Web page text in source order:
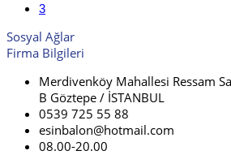
3
Sosyal Ağlar
Firma Bilgileri
Merdivenköy Mahallesi Ressam
B Göztepe / İSTANBUL
0539 725 55 88
esinbalon@hotmail.com
08.00-20.00